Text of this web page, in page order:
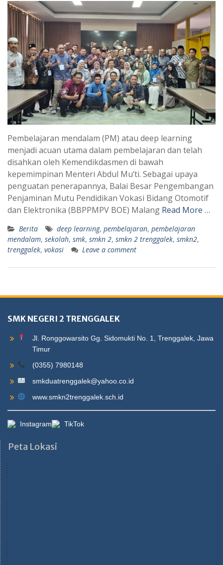
Pembelajaran mendalam (PM) atau deep learning
menjadi acuan utama dalam pembelajaran dan telah
disahkan oleh Kemendikdasmen di bawah
kepemimpinan Menteri Abdul Mu’ti. Sebagai upaya
penguatan penerapannya, Balai Besar Pengembangan
Penjaminan Mutu Pendidikan Vokasi Bidang Otomotif
dan Elektronika (BBPPMPV BOE) Malang Read More …
Berita deep learning, pembelajaran, pembelajaran
mendalam, sekolah, smk, smkn 2, smkn 2 trenggalek, smkn2,
trenggalek, vokasi Leave a comment
SMK NEGERI 2 TRENGGALEK
Jl. Ronggowarsito Gg. Sidomukti No. 1, Trenggalek, Jawa
Timur
(0355) 7980148
smkduatrenggalek@yahoo.co.id
www.smkn2trenggalek.sch.id
Instagram TikTok
Peta Lokasi